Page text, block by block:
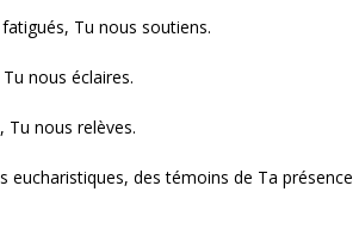
Tu nous soutiens.
nous éclaires.
nous relèves.
eucharistiques, des témoins de Ta présence